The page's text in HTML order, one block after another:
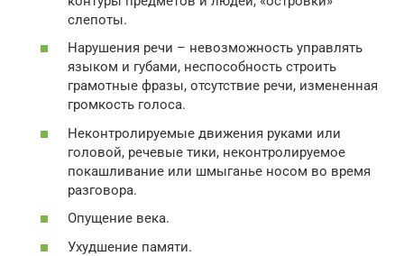
слепоты.
Нарушения речи – невозможность управлять
языком и губами, неспособность строить
грамотные фразы, отсутствие речи, измененная
громкость голоса.
Неконтролируемые движения руками или
головой, речевые тики, неконтролируемое
покашливание или шмыганье носом во время
разговора.
Опущение века.
Ухудшение памяти.